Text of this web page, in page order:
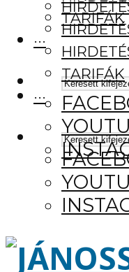
TARIFÁK
···
TARIFÁK
···